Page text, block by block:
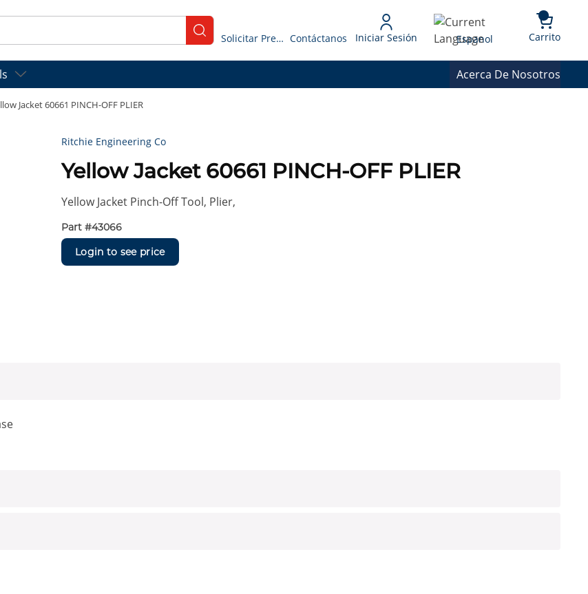
submit search
Solicitar Presupuesto Contáctanos Iniciar Sesión Language
Espanol Carrito{0}
Acerca De Nosotros
Jacket 60661 PINCH-OFF PLIER
Ritchie Engineering Co
Yellow Jacket 60661 PINCH-OFF PLIER
Yellow Jacket Pinch-Off Tool, Plier,
Part #43066
Login to see price